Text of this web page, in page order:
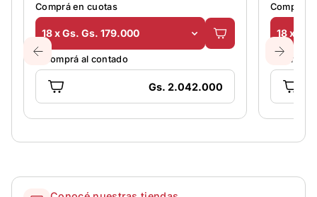
Comprá en cuotas
18 x Gs. Gs. 179.000
O comprá al contado
Gs. 2.042.000
Comprá
18 x
O